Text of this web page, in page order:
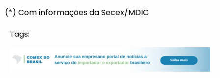
(*) Com informações da Secex/MDIC
Tags: